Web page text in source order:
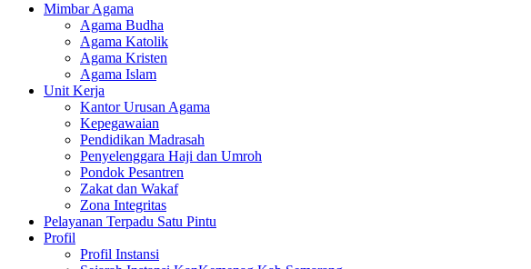
Mimbar Agama
Agama Budha
Agama Katolik
Agama Kristen
Agama Islam
Unit Kerja
Kantor Urusan Agama
Kepegawaian
Pendidikan Madrasah
Penyelenggara Haji dan Umroh
Pondok Pesantren
Zakat dan Wakaf
Zona Integritas
Pelayanan Terpadu Satu Pintu
Profil
Profil Instansi